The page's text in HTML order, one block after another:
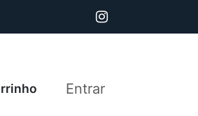
Entrar